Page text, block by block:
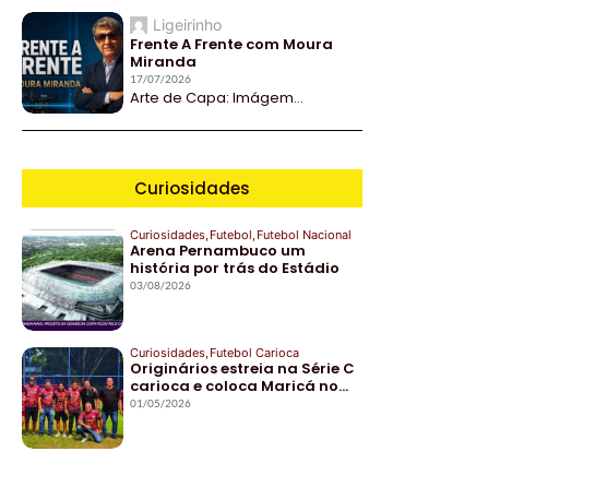
Ligeirinho
Frente A Frente com Moura
Miranda
17/07/2026
Arte de Capa: Imágem...
Curiosidades
Curiosidades Futebol Futebol Nacional
Arena Pernambuco um
história por trás do Estádio
03/08/2026
Curiosidades Futebol Carioca
Originários estreia na Série C
carioca e coloca Maricá no…
01/05/2026